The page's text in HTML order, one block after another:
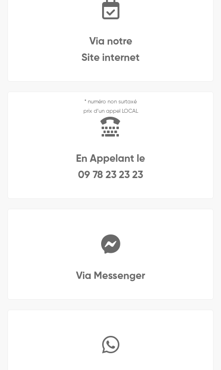
Via notre
Site internet
* numéro non surtaxé
prix d’un appel LOCAL
En Appelant le
09 78 23 23 23
Via Messenger